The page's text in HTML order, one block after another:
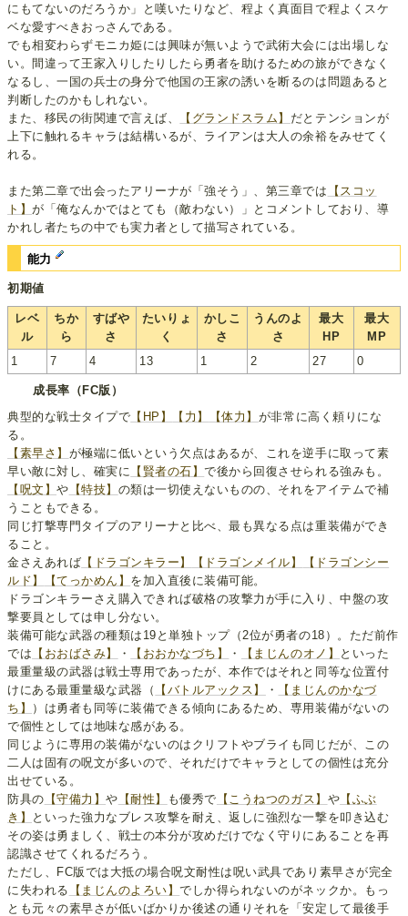
にもてないのだろうか」と嘆いたりなど、程よく真面目で程よくスケ
ベな愛すべきおっさんである。
でも相変わらずモニカ姫には興味が無いようで武術大会には出場しな
い。間違って王家入りしたりしたら勇者を助けるための旅ができなく
なるし、一国の兵士の身分で他国の王家の誘いを断るのは問題あると
判断したのかもしれない。
また、移民の街関連で言えば、
【グランドスラム】 だとテンションが
上下に触れるキャラは結構いるが、ライアンは大人の余裕をみせてく
れる。
また第二章で出会ったアリーナが「強そう」、第三章では
【スコッ
ト】が「俺なんかではとても（敵わない）」とコメントしており、導
かれし者たちの中でも実力者として描写されている。
能力
初期値
レベ
ル
ちか
ら
すばや
さ
たいりょ
く
かしこ
さ
うんのよ
さ
最大
HP
最大
MP
1
7 4 13 1 2 27 0
成長率（FC版）
典型的な戦士タイプで 【HP】 【力】 【体力】 が非常に高く頼りにな
る。
【素早さ】 が極端に低いという欠点はあるが、これを逆手に取って素
早い敵に対し、確実に 【賢者の石】で後から回復させられる強みも。
【呪文】や 【特技】 の類は一切使えないものの、それをアイテムで補
うこともできる。
同じ打撃専門タイプのアリーナと比べ、最も異なる点は重装備ができ
ること。
金さえあれば 【ドラゴンキラー】 【ドラゴンメイル】
【ドラゴンシー
ルド】
【てっかめん】 を加入直後に装備可能。
ドラゴンキラーさえ購入できれば破格の攻撃力が手に入り、中盤の攻
撃要員としては申し分ない。
装備可能な武器の種類は19と単独トップ（2位が勇者の18）。ただ前作
では 【おおばさみ】 ・ 【おおかなづち】 ・ 【まじんのオノ】
といった
最重量級の武器は戦士専用であったが、本作ではそれと同等な位置付
けにある最重量級な武器（
【バトルアックス】 ・
【まじんのかなづ
ち】
）は勇者も同等に装備できる傾向にあるため、専用装備がないの
で個性としては地味な感がある。
同じように専用の装備がないのはクリフトやブライも同じだが、この
二人は固有の呪文が多いので、それだけでキャラとしての個性は充分
出せている。
防具の 【守備力】や 【耐性】 も優秀で 【こうねつのガス】 や 【ふぶ
き】
といった強力なブレス攻撃を耐え、返しに強烈な一撃を叩き込む
その姿は勇ましく、戦士の本分が攻めだけでなく守りにあることを再
認識させてくれるだろう。
ただし、FC版では大抵の場合呪文耐性は呪い武具であり素早さが完全
に失われる
【まじんのよろい】でしか得られないのがネックか。もっ
とも元々の素早さが低いばかりか後述の通りそれを「安定して最後手